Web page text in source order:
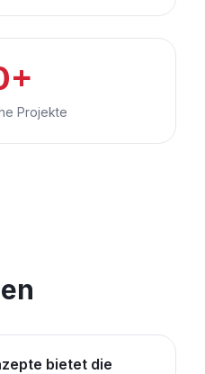
Projekte
bietet die